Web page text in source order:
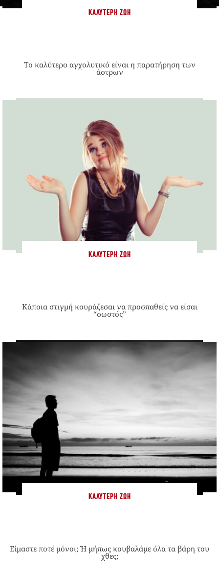
ΚΑΛΎΤΕΡΗ ΖΩΉ
Το καλύτερο αγχολυτικό είναι η παρατήρηση των
άστρων
ΚΑΛΎΤΕΡΗ ΖΩΉ
Κάποια στιγμή κουράζεσαι να προσπαθείς να είσαι
“σωστός”
ΚΑΛΎΤΕΡΗ ΖΩΉ
Είμαστε ποτέ μόνοι; Ή μήπως κουβαλάμε όλα τα βάρη του
χθες;